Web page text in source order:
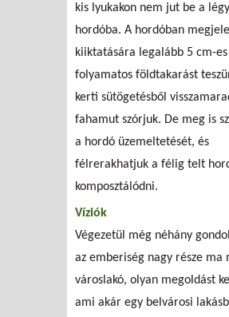
kis lyukakon nem jut be a
hordóba. A hordóban
kiiktatására legalább 5 cm-es
folyamatos földtakarást
kerti sütögetésből
fahamut szórjuk. De meg is
a hordó üzemeltetését, és
félrerakhatjuk a félig telt
komposztálódni.
Víziók
Végezetül még néhány
az emberiség nagy része ma
városlakó, olyan megoldást
ami akár egy belvárosi